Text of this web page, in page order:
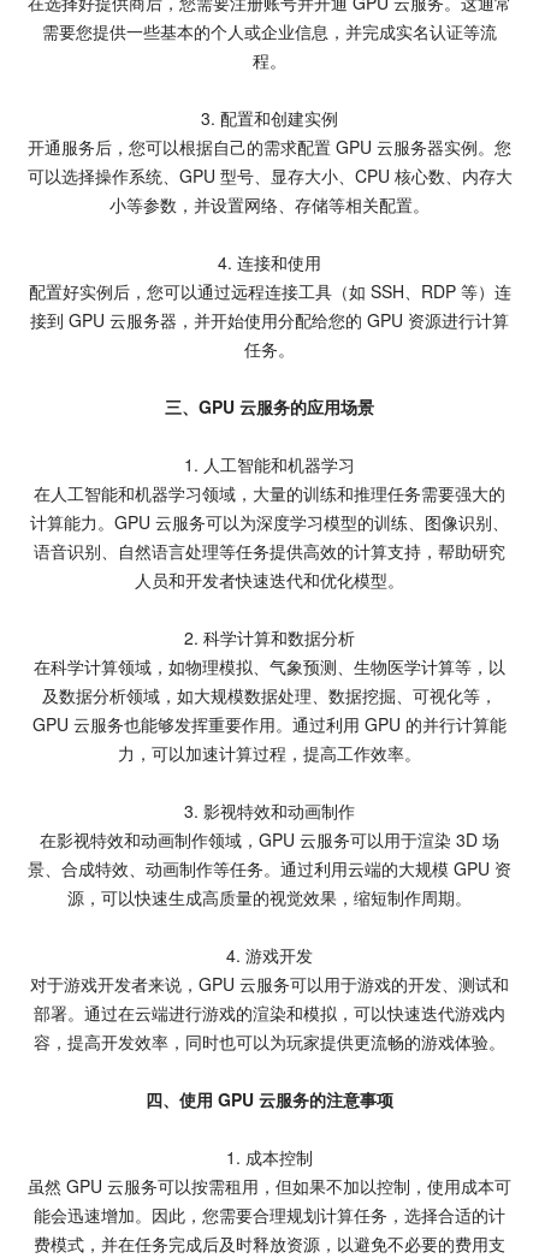
需要您提供一些基本的个人或企业信息，并完成实名认证等流
程。
3. 配置和创建实例
开通服务后，您可以根据自己的需求配置 GPU 云服务器实例。您
可以选择操作系统、GPU 型号、显存大小、CPU 核心数、内存大
小等参数，并设置网络、存储等相关配置。
4. 连接和使用
配置好实例后，您可以通过远程连接工具（如 SSH、RDP 等）连
接到 GPU 云服务器，并开始使用分配给您的 GPU 资源进行计算
任务。
三、GPU 云服务的应用场景
1. 人工智能和机器学习
在人工智能和机器学习领域，大量的训练和推理任务需要强大的
计算能力。GPU 云服务可以为深度学习模型的训练、图像识别、
语音识别、自然语言处理等任务提供高效的计算支持，帮助研究
人员和开发者快速迭代和优化模型。
2. 科学计算和数据分析
在科学计算领域，如物理模拟、气象预测、生物医学计算等，以
及数据分析领域，如大规模数据处理、数据挖掘、可视化等，
GPU 云服务也能够发挥重要作用。通过利用 GPU 的并行计算能
力，可以加速计算过程，提高工作效率。
3. 影视特效和动画制作
在影视特效和动画制作领域，GPU 云服务可以用于渲染 3D 场
景、合成特效、动画制作等任务。通过利用云端的大规模 GPU 资
源，可以快速生成高质量的视觉效果，缩短制作周期。
4. 游戏开发
对于游戏开发者来说，GPU 云服务可以用于游戏的开发、测试和
部署。通过在云端进行游戏的渲染和模拟，可以快速迭代游戏内
容，提高开发效率，同时也可以为玩家提供更流畅的游戏体验。
四、使用 GPU 云服务的注意事项
1. 成本控制
虽然 GPU 云服务可以按需租用，但如果不加以控制，使用成本可
能会迅速增加。因此，您需要合理规划计算任务，选择合适的计
费模式，并在任务完成后及时释放资源，以避免不必要的费用支